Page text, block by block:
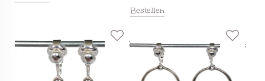
Bestellen